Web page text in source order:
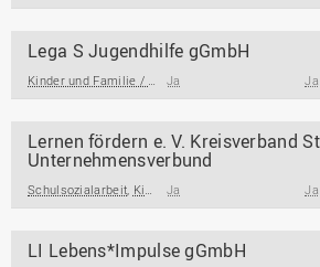
Lega S Jugendhilfe gGmbH
Kinder und Familie / Jugendarbeit / Jugendsozialarbeit Ja Ja
Lernen fördern e. V. Kreisverband
Unternehmensverbund
Schulsozialarbeit, Kinder und Familie / Jugendarbeit / Jugendsozialarbeit Ja Ja
LI Lebens*Impulse gGmbH